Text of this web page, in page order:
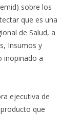
sobre los
que es una
de Salud, a
Insumos y
inopinado a
ejecutiva de
que